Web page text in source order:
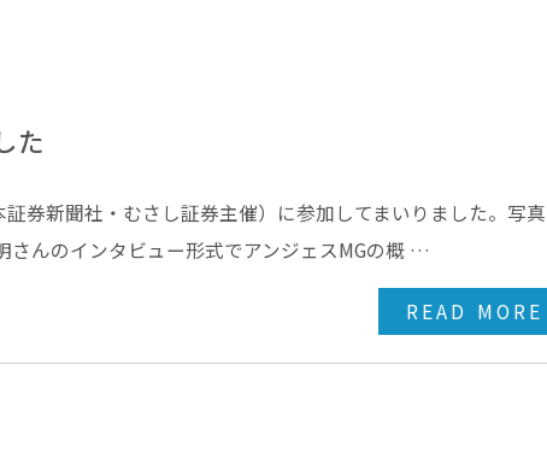
た
券新聞社・むさし証券主催）に参加してまいりました。写
さんのインタビュー形式でアンジェスMGの概 …
READ MORE